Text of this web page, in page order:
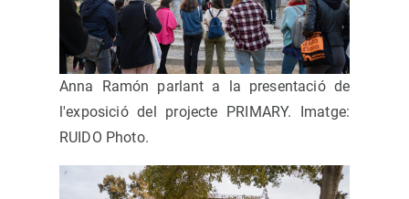
Anna Ramón parlant a la presentació de
l'exposició del projecte PRIMARY. Imatge:
RUIDO Photo.